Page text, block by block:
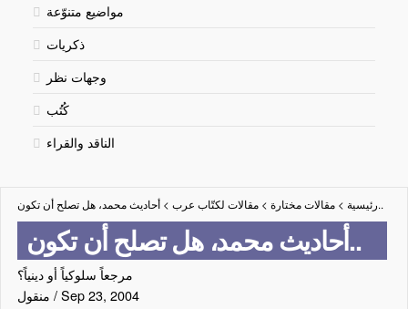
مواضيع متنوّعة
ذكريات
وجهات نظر
كُتُب
الناقد والقراء
رئيسية >مقالات مختارة >مقالات لكتّاب عرب > أحاديث محمد، هل تصلح أن تكون..
أحاديث محمد، هل تصلح أن تكون..
مرجعاً سلوكياً أو دينياً؟
منقول /Sep 23, 2004